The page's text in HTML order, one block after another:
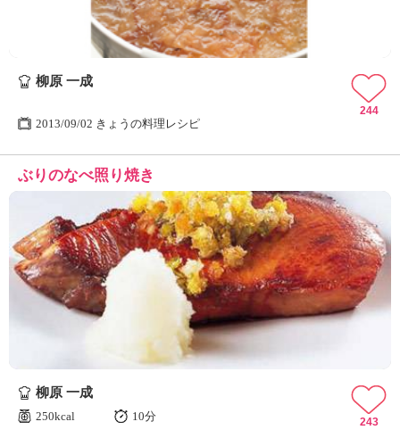
柳原 一成
2013/09/02 きょうの料理レシピ
244
ぶりのなべ照り焼き
柳原 一成
250kcal
10分
243